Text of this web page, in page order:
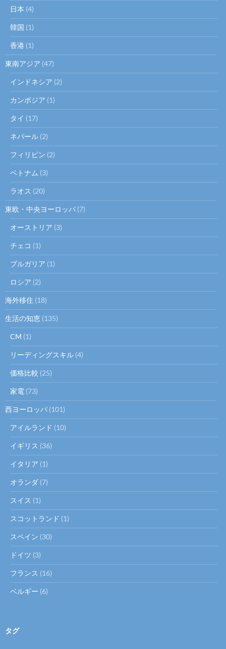
日本 (4)
韓国 (1)
香港 (1)
東南アジア (47)
インドネシア (2)
カンボジア (1)
タイ (17)
ネパール (2)
フィリピン (2)
ベトナム (3)
ラオス (20)
東欧・中央ヨーロッパ (7)
オーストリア (3)
チェコ (1)
ブルガリア (1)
ロシア (2)
海外移住 (18)
生活の知恵 (135)
CM (1)
リーディングスキル (4)
価格比較 (25)
家電 (73)
西ヨーロッパ (101)
アイルランド (10)
イギリス (36)
イタリア (1)
オランダ (7)
スイス (1)
スコットランド (1)
スペイン (30)
ドイツ (3)
フランス (16)
ベルギー (6)
タグ